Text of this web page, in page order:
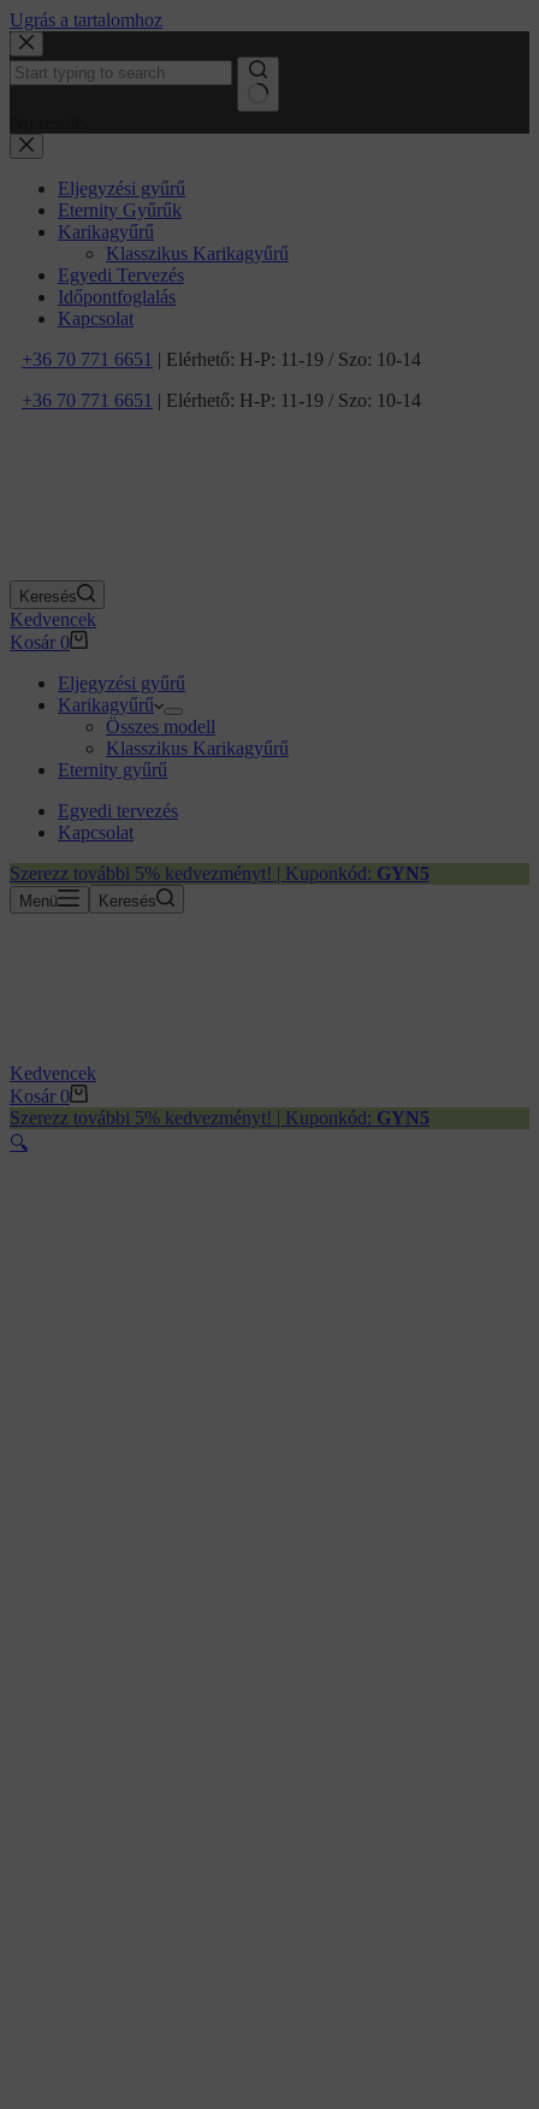
Ugrás a tartalomhoz
Eljegyzési gyűrű
Eternity Gyűrűk
Karikagyűrű
Klasszikus Karikagyűrű
Egyedi Tervezés
Időpontfoglalás
Kapcsolat
+36 70 771 6651 | Elérhető: H-P: 11-19 / Szo: 10-14
+36 70 771 6651 | Elérhető: H-P: 11-19 / Szo: 10-14
Keresés
Kedvencek
Kosár 0
Eljegyzési gyűrű
Karikagyűrű
Összes modell
Klasszikus Karikagyűrű
Eternity gyűrű
Egyedi tervezés
Kapcsolat
Szerezz további 5% kedvezményt! | Kuponkód: GYN5
Menü Keresés
Kedvencek
Kosár 0
Szerezz további 5% kedvezményt! | Kuponkód: GYN5
🔍